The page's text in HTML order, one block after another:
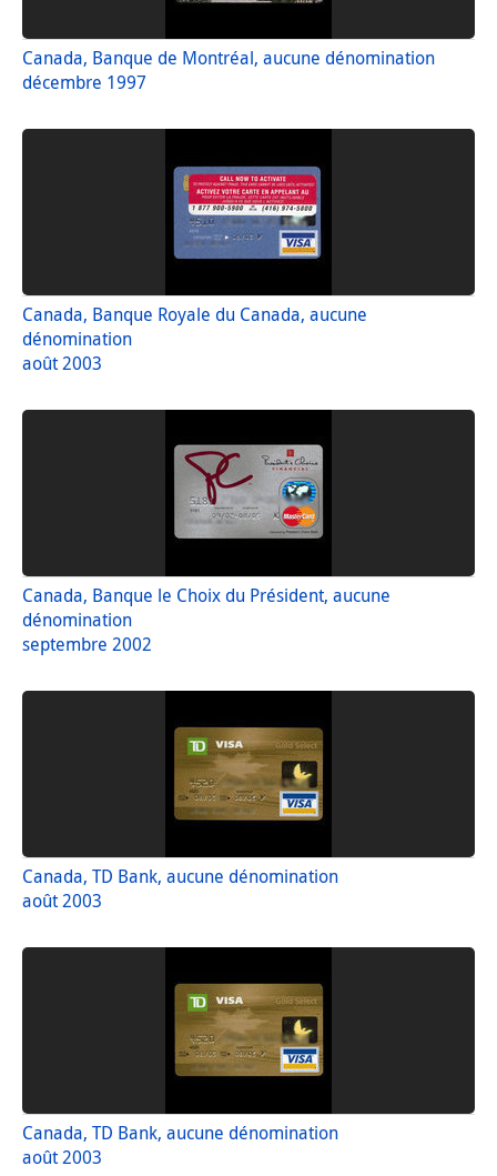
Canada, Banque de Montréal, aucune dénomination
décembre 1997
Canada, Banque Royale du Canada, aucune
dénomination
août 2003
Canada, Banque le Choix du Président, aucune
dénomination
septembre 2002
Canada, TD Bank, aucune dénomination
août 2003
Canada, TD Bank, aucune dénomination
août 2003